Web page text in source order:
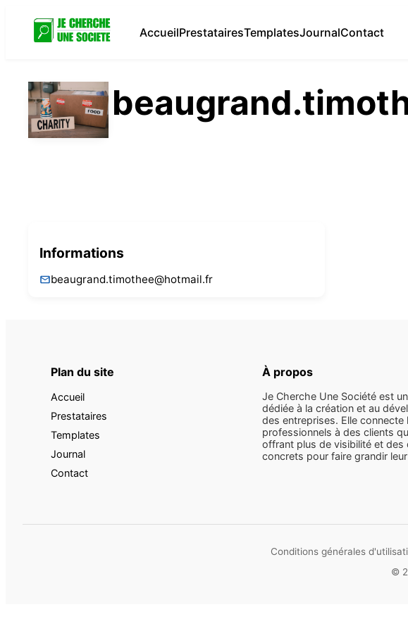
AccueilPrestatairesTemplatesJournalContact
Informations
beaugrand.timothee@hotmail.fr
Plan du site
Accueil
Prestataires
Templates
Journal
Contact
À propos
Je Cherche Une Société est
dédiée à la création et au
des entreprises. Elle connecte
professionnels à des clients
offrant plus de visibilité et des
concrets pour faire grandir
Conditions générales
©